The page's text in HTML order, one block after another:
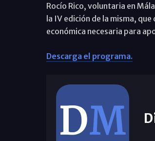
Rocío Rico, voluntaria en
la IV edición de la misma,
económica necesaria para
Descarga el programa.